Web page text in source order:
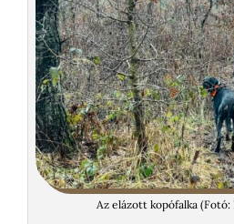
Az elázott kopófalka (Fotó: